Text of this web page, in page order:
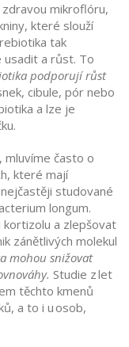
mikroflóru,
které slouží
tak
usadit a růst. To
podporují růst
cibule, pór nebo
a lze je
často o
které mají
studované
longum.
kortizolu a zlepšovat
zánětlivých molekul
mohou snižovat
Studie z let
těchto kmenů
a to i u osob,